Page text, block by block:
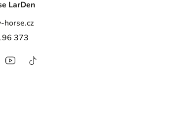
LarDen
horse.cz
373
Instagramhttps://www.youtube.com/